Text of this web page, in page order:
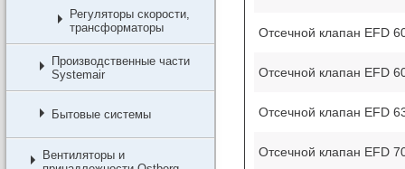
Регуляторы скорости,
трансформаторы
Производственные части
Systemair
Бытовые системы
Вентиляторы и
Отсечной клапан EFD
Отсечной клапан EFD
Отсечной клапан EFD
Отсечной клапан EFD